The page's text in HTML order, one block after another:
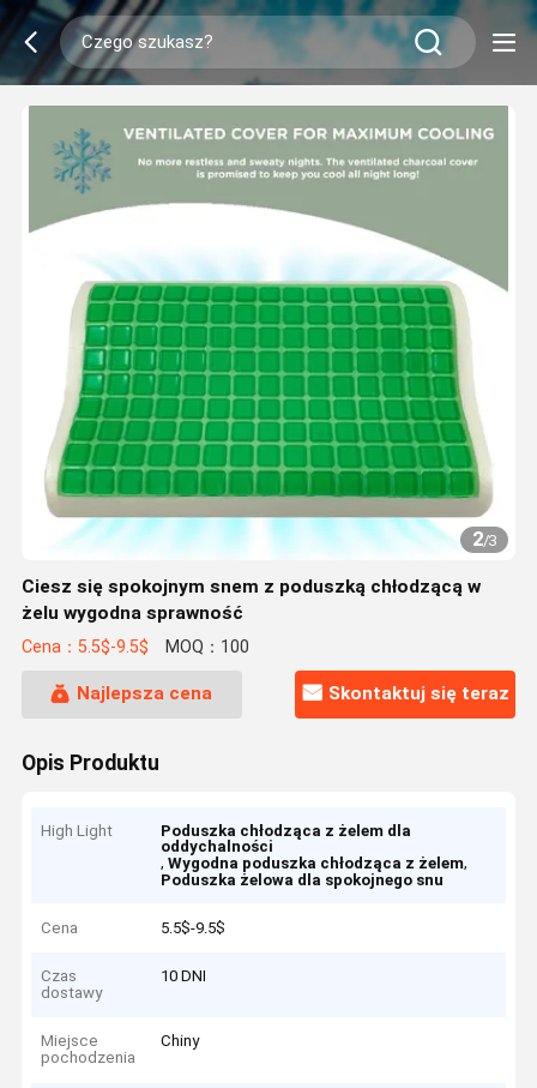
2/3
Ciesz się spokojnym snem z poduszką chłodzącą w
żelu wygodna sprawność
Cena：5.5$-9.5$ MOQ：100
Najlepsza cena Skontaktuj się teraz
Opis Produktu
High Light
Poduszka chłodząca z żelem dla
oddychalności
,Wygodna poduszka chłodząca z żelem,
Poduszka żelowa dla spokojnego snu
Cena 5.5$-9.5$
Czas
dostawy
10 DNI
Miejsce
pochodzenia
Chiny